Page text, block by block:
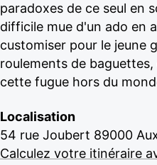
paradoxes de ce seul en
difficile mue d'un ado en
customiser pour le jeune
roulements de
cette fugue hors du
Localisation
54 rue Joubert 89000
Calculez votre itinéraire